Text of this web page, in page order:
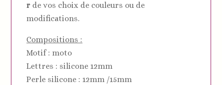
r de vos choix de couleurs ou de
modifications.
Compositions :
Motif : moto
Lettres : silicone 12mm
Perle silicone : 12mm /15mm